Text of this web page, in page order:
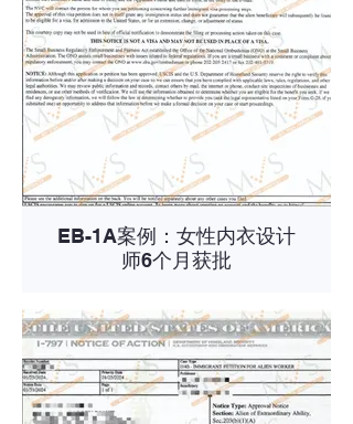
EB-1A案例：女性内衣设计
师6个月获批